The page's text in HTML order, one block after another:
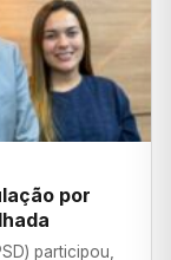
por
participou,